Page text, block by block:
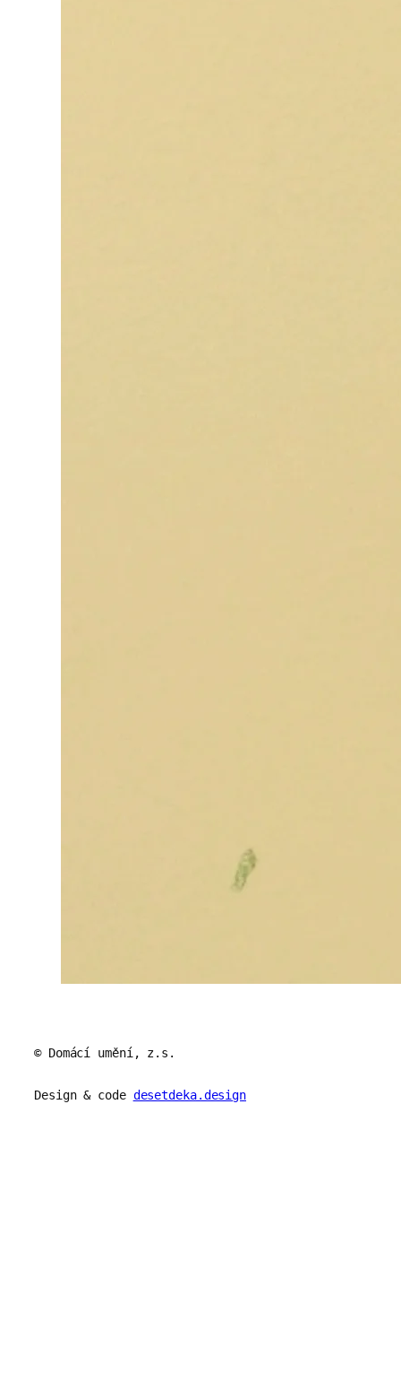
© Domácí umění, z.s.
Design & code desetdeka.design